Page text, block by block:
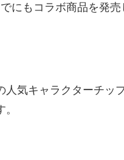
にもコラボ商品を発
人気キャラクターチッ